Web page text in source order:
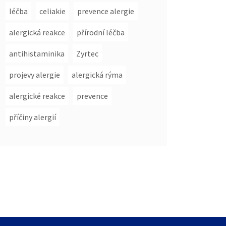
léčba celiakie prevence alergie
alergická reakce přírodní léčba
antihistaminika Zyrtec
projevy alergie alergická rýma
alergické reakce prevence
příčiny alergií